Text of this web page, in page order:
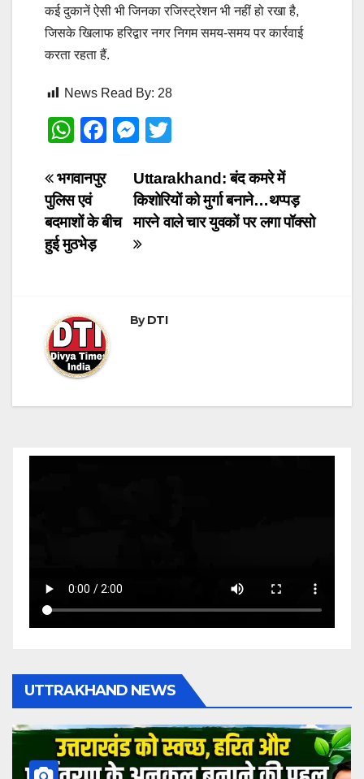
कई दुकानें ऐसी भी जिनका रजिस्ट्रेशन भी नहीं हो रखा है,
जिसके खिलाफ हरिद्वार नगर निगम समय-समय पर कार्रवाई
करता रहता हैं.
News Read By: 28
W
at
s
A
F
c
e
b
M
ss
e
n
tt
er
Post
navigation
Uttarakhand: बंद कमरे में
किशोरियों को मुर्गा बनाने…थप्पड़
मारने वाले चार युवकों पर लगा पॉक्सो
भगवानपुर
पुलिस एवं
बदमाशों के बीच
हुई मुठभेड़
ByDTI
UTTRAKHAND NEWS